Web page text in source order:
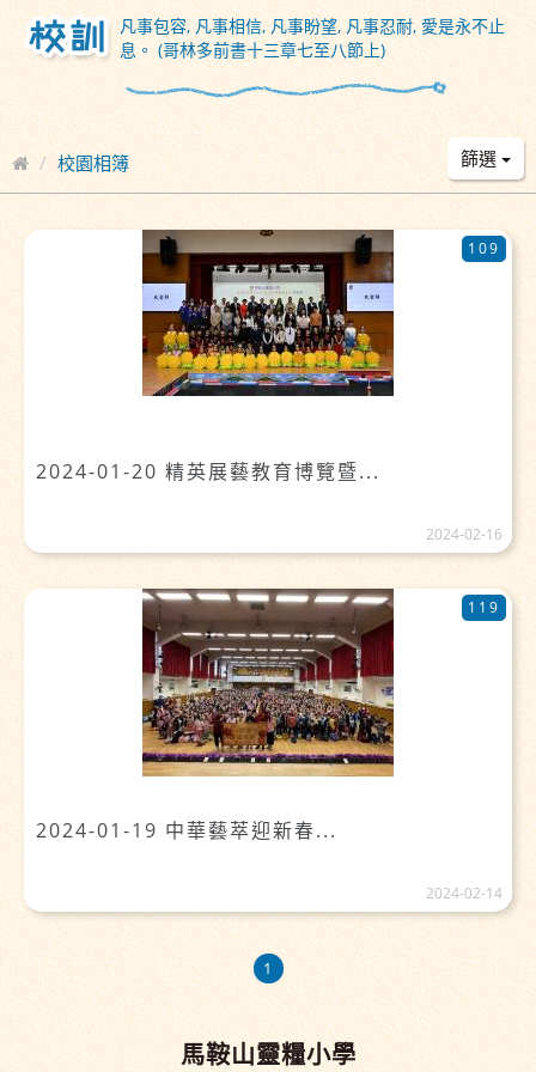
凡事包容, 凡事相信, 凡事盼望, 凡事忍耐, 愛是永不止
息。 (哥林多前書十三章七至八節上)
校園相簿 篩選
2024-01-20 精英展藝教育博覽暨...
109
2024-02-16
2024-01-19 中華藝萃迎新春...
119
2024-02-14
1
馬鞍山靈糧小學